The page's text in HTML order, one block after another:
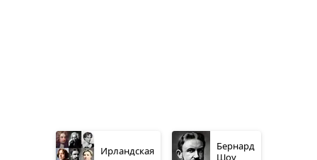
Ирландская
Бернард
Шоу